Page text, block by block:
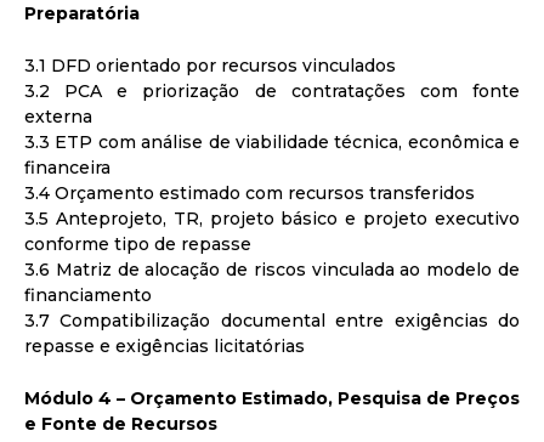
Preparatória
3.1 DFD orientado por recursos vinculados
3.2 PCA e priorização de contratações com fonte
externa
3.3 ETP com análise de viabilidade técnica, econômica e
financeira
3.4 Orçamento estimado com recursos transferidos
3.5 Anteprojeto, TR, projeto básico e projeto executivo
conforme tipo de repasse
3.6 Matriz de alocação de riscos vinculada ao modelo de
financiamento
3.7 Compatibilização documental entre exigências do
repasse e exigências licitatórias
Módulo 4 – Orçamento Estimado, Pesquisa de Preços
e Fonte de Recursos